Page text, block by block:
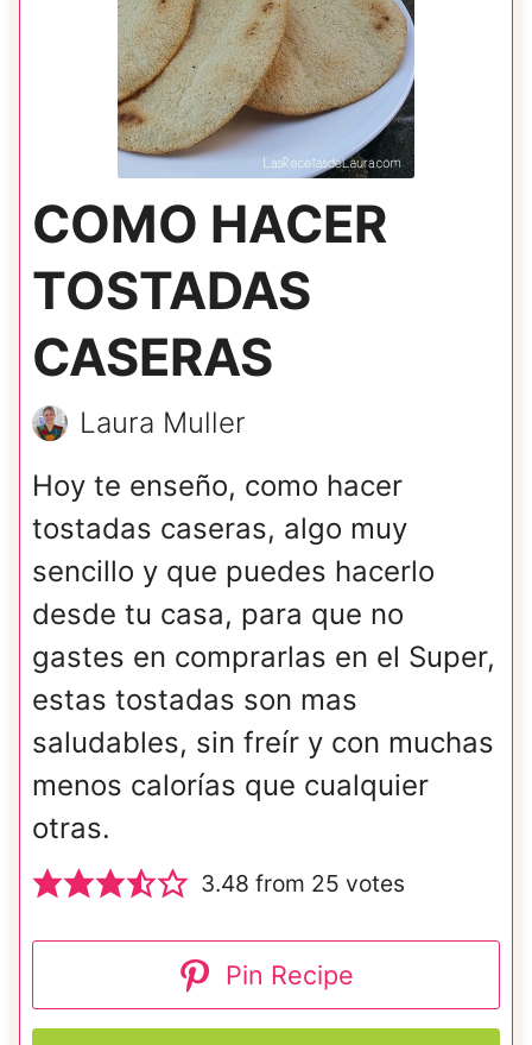
COMO HACER
TOSTADAS
CASERAS
Laura Muller
Hoy te enseño, como hacer
tostadas caseras, algo muy
sencillo y que puedes hacerlo
desde tu casa, para que no
gastes en comprarlas en el Super,
estas tostadas son mas
saludables, sin freír y con muchas
menos calorías que cualquier
otras.
3.48 from 25 votes
Pin Recipe